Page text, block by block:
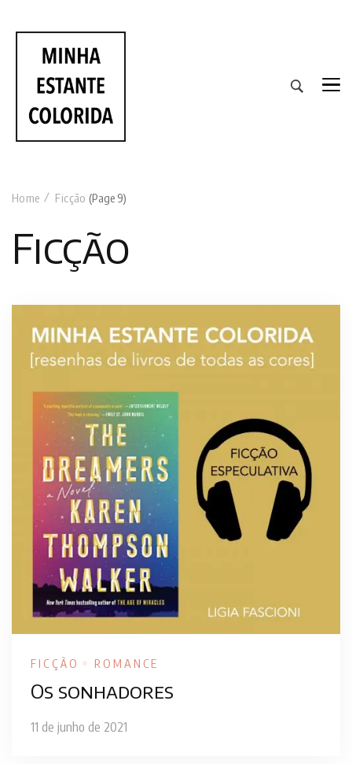
Home Ficção (Page 9)
Ficção
FICÇÃO ROMANCE
Os sonhadores
11 de junho de 2021